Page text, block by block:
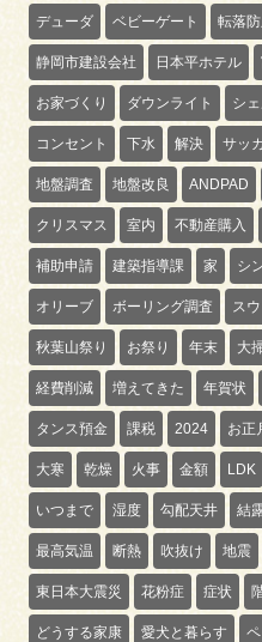
デューダ ベビーゲート 転落
静岡市建設会社 日本平ホテル
お家づくり ダウンライト シ
コンセント 下水 解決 サッ
地盤調査 地盤改良 ANDPAD
クリスマス 室内 不動産購入
補助申請 建築指導課 家 シ
オリーブ ボーリング調査 ス
秋葉山祭り お祭り 年末 大
経費削減 増えてきた 年賀状
タンス預金 課税 2024 お正
大寒 乾燥 火事 金額 LDK
いつまで 湿度 勾配天井 結
最高気温 断熱 吹抜け 地震
東日本大震災 花粉症 症状
どうする家康 愛犬と暮らす